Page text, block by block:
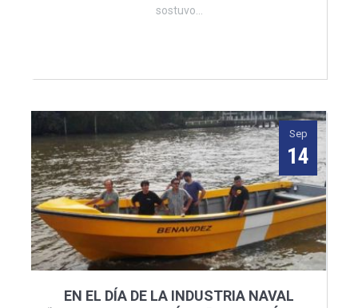
sostuvo...
Sep
14
EN EL DÍA DE LA INDUSTRIA NAVAL